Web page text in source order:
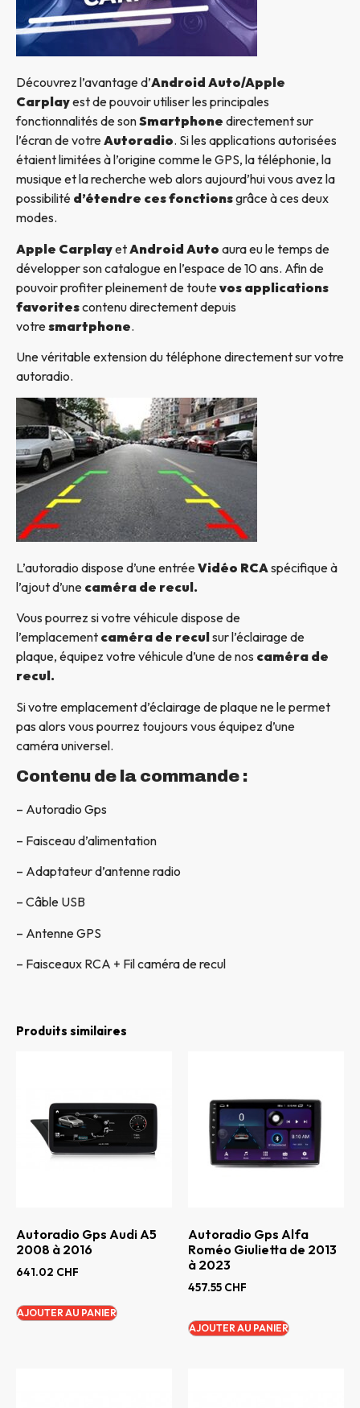
Découvrez l’avantage d’Android Auto/Apple
Carplayest de pouvoir utiliser les principales
fonctionnalités de sonSmartphone directement sur
l’écran de votreAutoradio. Si les applications autorisées
étaient limitées à l’origine comme le GPS, la téléphonie, la
musique et la recherche web alors aujourd’hui vous avez la
possibilité d’étendre ces fonctionsgrâce à ces deux
modes.
Apple CarplayetAndroid Auto aura eu le temps de
développer son catalogue en l’espace de 10 ans. Afin de
pouvoir profiter pleinement de toutevos applications
favoritescontenu directement depuis
votresmartphone.
Une véritable extension du téléphone directement sur votre
autoradio.
L’autoradio dispose d’une entréeVidéo RCAspécifique à
l’ajout d’une caméra de recul.
Vous pourrez si votre véhicule dispose de
l’emplacement caméra de reculsur l’éclairage de
plaque, équipez votre véhicule d’une de nos caméra de
recul.
Si votre emplacement d’éclairage de plaque ne le permet
pas alors vous pourrez toujours vous équipez d’une
caméra universel.
Contenu de la commande :
– Autoradio Gps
– Faisceau d’alimentation
– Adaptateur d’antenne radio
– Câble USB
– Antenne GPS
– Faisceaux RCA + Fil caméra de recul
Produits similaires
Autoradio Gps Audi A5
2008 à 2016
641.02 CHF
AJOUTER AU PANIER
Autoradio Gps Alfa
Roméo Giulietta de 2013
à 2023
457.55 CHF
AJOUTER AU PANIER